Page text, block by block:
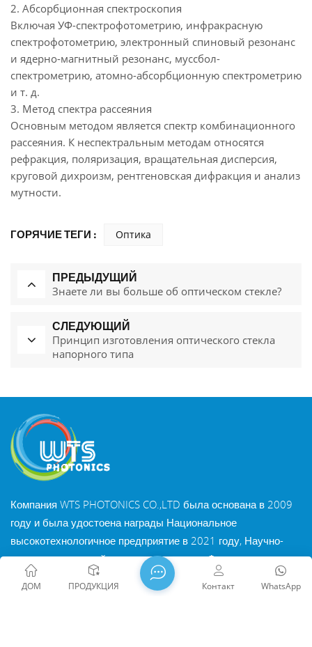
2. Абсорбционная спектроскопия
Включая УФ-спектрофотометрию, инфракрасную
спектрофотометрию, электронный спиновый резонанс
и ядерно-магнитный резонанс, муссбол-
спектрометрию, атомно-абсорбционную спектрометрию
и т. д.
3. Метод спектра рассеяния
Основным методом является спектр комбинационного
рассеяния. К неспектральным методам относятся
рефракция, поляризация, вращательная дисперсия,
круговой дихроизм, рентгеновская дифракция и анализ
мутности.
ГОРЯЧИЕ ТЕГИ : Оптика
ПРЕДЫДУЩИЙ
Знаете ли вы больше об оптическом стекле?
СЛЕДУЮЩИЙ
Принцип изготовления оптического стекла
напорного типа
Компания WTS PHOTONICS CO.,LTD была основана в 2009
году и была удостоена награды Национальное
высокотехнологичное предприятие в 2021 году, Научно-
исследовательский институт провинции Фуцзянь
Технология «Маленькое гигантское предприятие» и
профессия провинции Фуцзянь Предприятие Precision-
ДОМ ПРОДУКЦИЯ WhatsApp
Контакт